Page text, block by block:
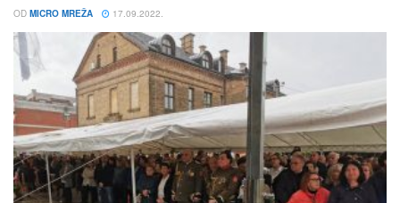
OD MICRO MREŽA 17.09.2022.